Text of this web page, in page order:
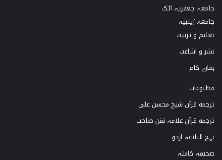
جامعہ جعفریہ اٹک
جامعہ زینبیہ
تعلیم و تربیت
نشر و اشاعت
ہمارے کام
مطبوعات
ترجمه قرآن شیخ محسن علی
ترجمه قرآن علامہ نقن صاحب
نہج البلاغہ اردو
صحیفہ کاملہ